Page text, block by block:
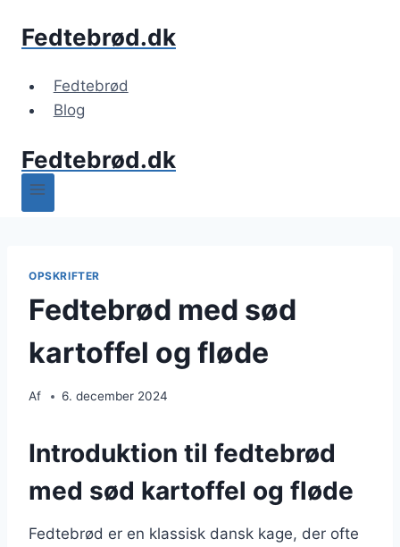
Fedtebrød.dk
Fedtebrød
Blog
Fedtebrød.dk
OPSKRIFTER
Fedtebrød med sød
kartoffel og fløde
Af 6. december 2024
Introduktion til fedtebrød
med sød kartoffel og fløde
Fedtebrød er en klassisk dansk kage, der ofte